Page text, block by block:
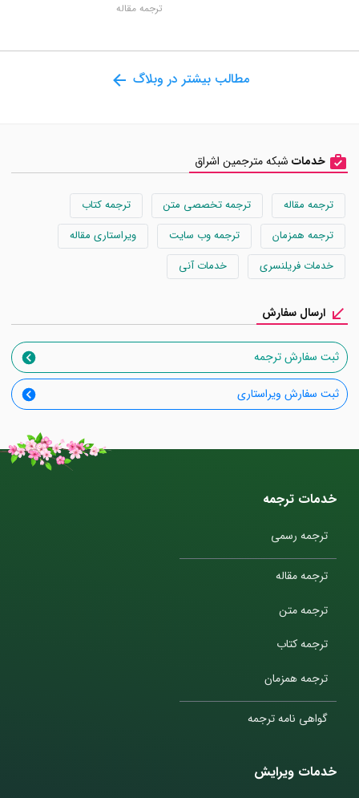
ترجمه مقاله
مطالب بیشتر در وبلاگ
خدمات شبکه مترجمین اشراق
ترجمه مقاله ترجمه تخصصی متن
ترجمه کتاب
ترجمه همزمان
ترجمه وب سایت
ویراستاری مقاله
خدمات فریلنسری
خدمات آنی
ارسال سفارش
ثبت سفارش ترجمه
ثبت سفارش ویراستاری
خدمات ترجمه
ترجمه رسمی
ترجمه مقاله
ترجمه متن
ترجمه کتاب
ترجمه همزمان
گواهی نامه ترجمه
خدمات ویرایش